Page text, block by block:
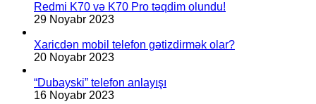
Redmi K70 və K70 Pro təqdim olundu!
29 Noyabr 2023
Xaricdən mobil telefon gətizdirmək olar?
20 Noyabr 2023
“Dubayski” telefon anlayışı
16 Noyabr 2023